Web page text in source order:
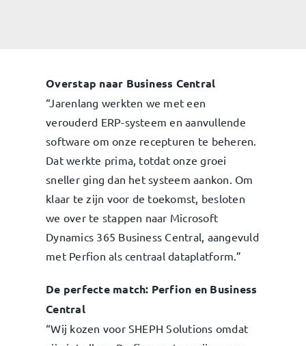
Overstap naar Business Central
“Jarenlang werkten we met een
verouderd ERP-systeem en aanvullende
software om onze recepturen te beheren.
Dat werkte prima, totdat onze groei
sneller ging dan het systeem aankon. Om
klaar te zijn voor de toekomst, besloten
we over te stappen naar Microsoft
Dynamics 365 Business Central, aangevuld
met Perfion als centraal dataplatform.”
De perfecte match: Perfion en Business
Central
“Wij kozen voor SHEPH Solutions omdat